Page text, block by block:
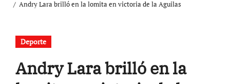
Andry Lara brilló en la lomita en victoria de la Aguilas
Deporte
Andry Lara brilló en la